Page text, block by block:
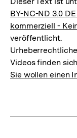
BY-NC-ND 3.0
kommerziell -
veröffentlicht.
Videos finden
Sie wollen einen